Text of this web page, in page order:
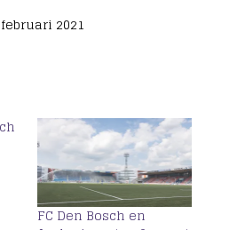
2021
FC Den Bosch en